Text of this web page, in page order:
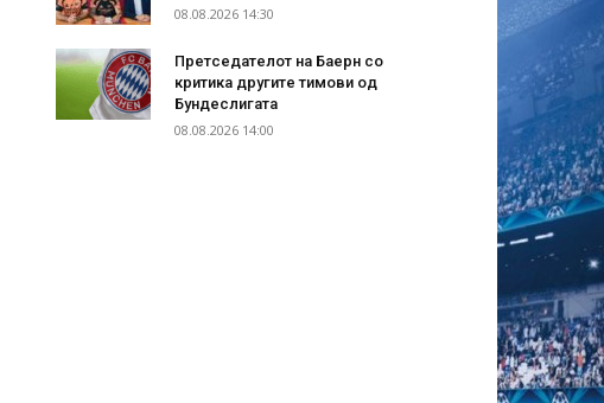
08.08.2026 14:30
Претседателот на Баерн со
критика другите тимови од
Бундеслигата
08.08.2026 14:00